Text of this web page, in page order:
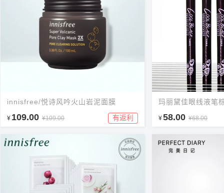
innisfree/悦诗风吟火山岩泥面膜
¥ 109.00 ¥109.00 有返利
玛丽黛佳眼线液笔
¥58.00 ¥68.00